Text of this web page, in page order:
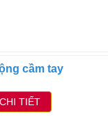
cầm tay
TIẾT